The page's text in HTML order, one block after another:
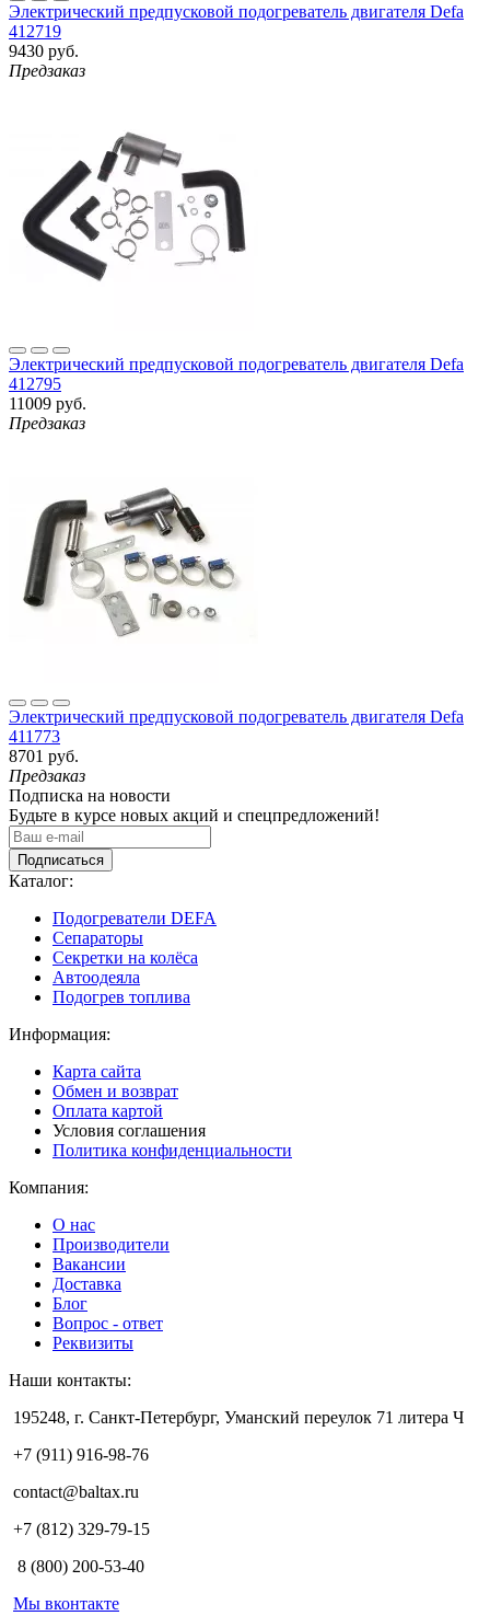
Электрический предпусковой подогреватель двигателя Defa
412719
9430 руб.
Предзаказ
Электрический предпусковой подогреватель двигателя Defa
412795
11009 руб.
Предзаказ
Электрический предпусковой подогреватель двигателя Defa
411773
8701 руб.
Предзаказ
Подписка на новости
Будьте в курсе новых акций и спецпредложений!
Подписаться
Каталог:
Подогреватели DEFA
Сепараторы
Секретки на колёса
Автоодеяла
Подогрев топлива
Информация:
Карта сайта
Обмен и возврат
Оплата картой
Условия соглашения
Политика конфиденциальности
Компания:
О нас
Производители
Вакансии
Доставка
Блог
Вопрос - ответ
Реквизиты
Наши контакты:
195248, г. Санкт-Петербург, Уманский переулок 71 литера Ч
+7 (911) 916-98-76
contact@baltax.ru
+7 (812) 329-79-15
8 (800) 200-53-40
Мы вконтакте